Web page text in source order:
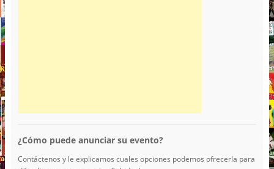
¿Cómo puede anunciar su evento?
Contáctenos y le explicamos cuales opciones podemos ofrecerla para